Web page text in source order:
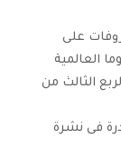
على
العالمية
الثالث من
فى نشرة